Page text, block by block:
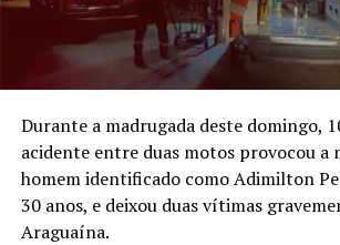
Durante a madrugada deste domingo,
acidente entre duas motos provocou a
homem identificado como Adimilton
30 anos, e deixou duas vítimas
Araguaína.